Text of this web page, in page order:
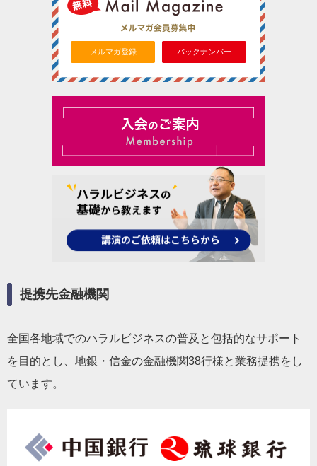
メルマガ登録 バックナンバー
提携先金融機関
全国各地域でのハラルビジネスの普及と包括的なサポート
を目的とし、地銀・信金の金融機関38行様と業務提携をし
ています。